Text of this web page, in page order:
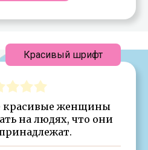
красивые женщины
на людях, что они
Красивый шрифт